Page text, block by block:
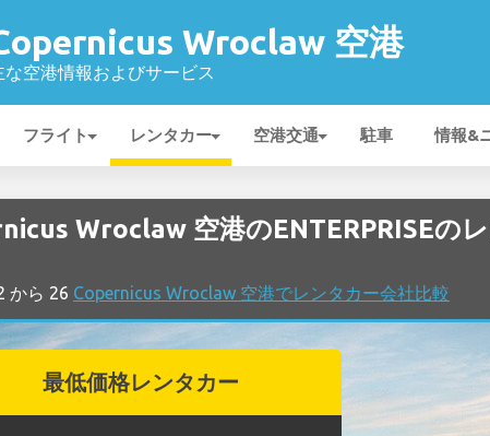
Wroclaw 空港
な空港情報およびサービス
フライト レンタカー 空港交通 駐車 情報&
Wroclaw 空港のENTERPRISEの
から 26 Copernicus Wroclaw 空港でレンタカー会社比較
最低価格レンタカー